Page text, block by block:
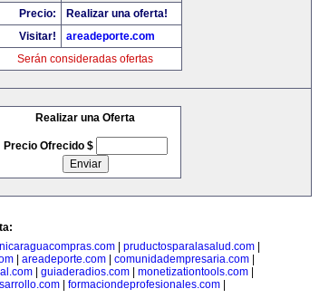
Precio:
Realizar una oferta!
Visitar!
areadeporte.com
Serán consideradas ofertas
Realizar una Oferta
Precio Ofrecido $
nicaraguacompras.com| pruductosparalasalud.com|
| areadeporte.com| comunidadempresaria.com|
| guiaderadios.com| monetizationtools.com|
formaciondeprofesionales.com